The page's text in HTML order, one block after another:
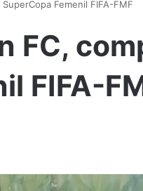
Femenil FIFA-FMF
FC,
FIFA-